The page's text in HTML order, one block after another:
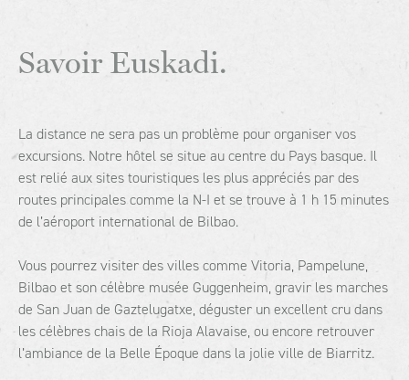
Savoir Euskadi.
La distance ne sera pas un problème pour organiser vos
excursions. Notre hôtel se situe au centre du Pays basque. Il
est relié aux sites touristiques les plus appréciés par des
routes principales comme la N-I et se trouve à 1 h 15 minutes
de l’aéroport international de Bilbao.
Vous pourrez visiter des villes comme Vitoria, Pampelune,
Bilbao et son célèbre musée Guggenheim, gravir les marches
de San Juan de Gaztelugatxe, déguster un excellent cru dans
les célèbres chais de la Rioja Alavaise, ou encore retrouver
l’ambiance de la Belle Époque dans la jolie ville de Biarritz.